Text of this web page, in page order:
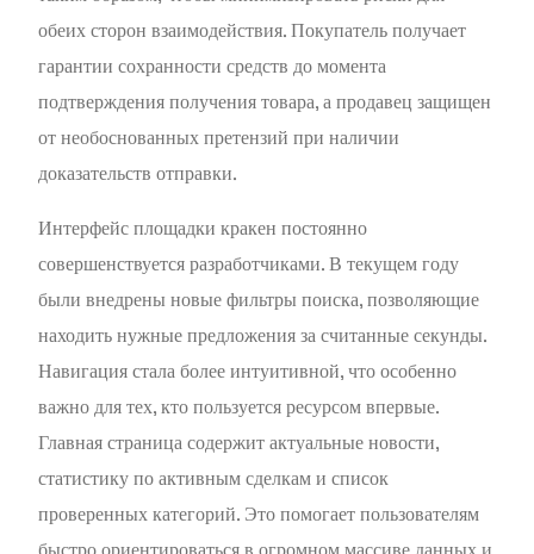
обеих сторон взаимодействия. Покупатель получает
гарантии сохранности средств до момента
подтверждения получения товара, а продавец защищен
от необоснованных претензий при наличии
доказательств отправки.
Интерфейс площадки кракен постоянно
совершенствуется разработчиками. В текущем году
были внедрены новые фильтры поиска, позволяющие
находить нужные предложения за считанные секунды.
Навигация стала более интуитивной, что особенно
важно для тех, кто пользуется ресурсом впервые.
Главная страница содержит актуальные новости,
статистику по активным сделкам и список
проверенных категорий. Это помогает пользователям